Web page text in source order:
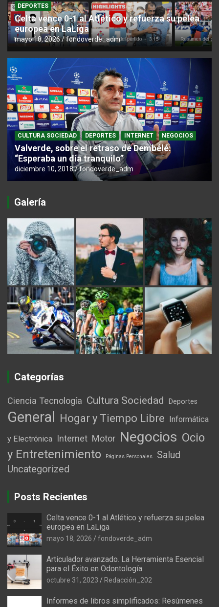
DEPORTES
Celta vence 0-1 al Atlético y refuerza su pelea
europea en LaLiga
mayo 18, 2026 fondoverde_adm
CULTURA SOCIEDAD DEPORTES INTERNET NEGOCIOS
Valverde, sobre el retraso de Dembélé:
“Esperaba un día tranquilo”
diciembre 10, 2018 fondoverde_adm
Galería
Categorías
Ciencia Tecnología Cultura Sociedad Deportes
General Hogar y Tiempo Libre Informática
y Electrónica Internet Motor Negocios Ocio
y Entretenimiento
Páginas Personales
Salud
Uncategorized
Posts Recientes
Celta vence 0-1 al Atlético y refuerza su pelea
europea en LaLiga
mayo 18, 2026 fondoverde_adm
Articulador avanzado. La Herramienta Esencial
para el Éxito en Odontología
octubre 31, 2023 Redacción_202
Informes de libros simplificados: Resúmenes